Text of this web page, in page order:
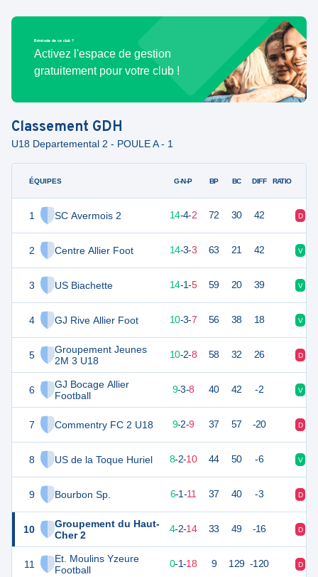
Bénévole de ce club ?
Activez l'espace de gestion
gratuitement pour votre club !
Classement GDH
U18 Departemental 2 - POULE A - 1
ÉQUIPES
1 SC Avermois 2
2 Centre Allier Foot
3 US Biachette
4 GJ Rive Allier Foot
5
Groupement Jeunes
2M 3 U18
6
GJ Bocage Allier
Football
7 Commentry FC 2 U18
8 US de la Toque Huriel
9 Bourbon Sp.
10
Groupement du Haut-
Cher 2
11
Et. Moulins Yzeure
Football
G-N-P BP BC DIFF RATIO
14-4-2 72 30 42 D
44 14-3-3 63 21 42 V
14-1-5 59 20 39 V
33 10-3-7 56 38 18 V
31 10-2-8 58 32 26 D
30 9-3-8 40 42 -2 V
29 20 9-2-9 37 57 -20 D
26 20 8-2-10 44 50 -6 V
6-1-11 37 40 -3 D
14 20 4-2-14 33 49 -16 D
0 0-1-18 9 129 -120 D